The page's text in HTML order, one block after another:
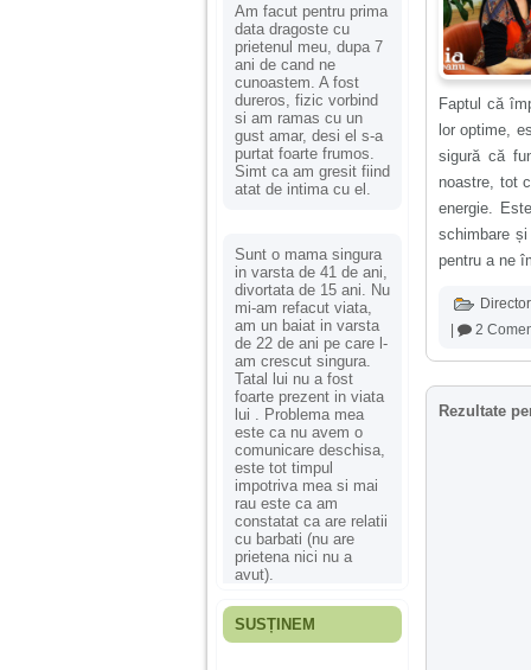
Am facut pentru prima
data dragoste cu
prietenul meu, dupa 7
ani de cand ne
cunoastem. A fost
dureros, fizic vorbind
si am ramas cu un
gust amar, desi el s-a
purtat foarte frumos.
Simt ca am gresit fiind
atat de intima cu el.
Sunt o mama singura
in varsta de 41 de ani,
divortata de 15 ani. Nu
mi-am refacut viata,
am un baiat in varsta
de 22 de ani pe care l-
am crescut singura.
Tatal lui nu a fost
foarte prezent in viata
lui . Problema mea
este ca nu avem o
comunicare deschisa,
este tot timpul
impotriva mea si mai
rau este ca am
constatat ca are relatii
cu barbati (nu are
prietena nici nu a
avut).
Fiica mea s-a nascut
SUSȚINEM
Faptul că
lor optime,
sigură că
noastre, tot
energie.
schimbare
pentru a ne
2
Rezultate